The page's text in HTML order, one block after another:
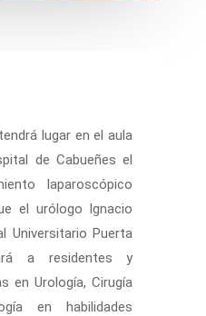
lugar en el aula
de Cabueñes el
laparoscópico
el urólogo Ignacio
Universitario Puerta
a residentes y
en Urología, Cirugía
en habilidades